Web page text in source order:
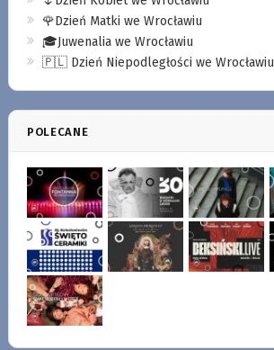
🌹Dzień Matki we Wrocławiu
🎓Juwenalia we Wrocławiu
🇵🇱 Dzień Niepodległości we Wrocławiu
POLECANE